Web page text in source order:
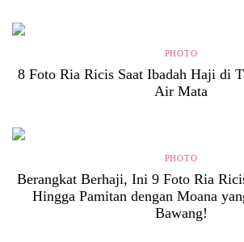
PHOTO
8 Foto Ria Ricis Saat Ibadah Haji di
Air Mata
PHOTO
Berangkat Berhaji, Ini 9 Foto Ria
Hingga Pamitan dengan Moana
Bawang!